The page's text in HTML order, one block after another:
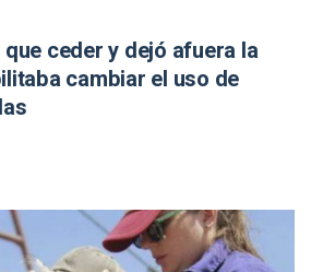
ceder y dejó afuera la
cambiar el uso de